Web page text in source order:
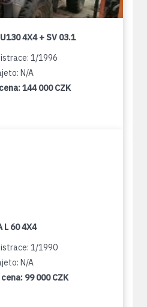
4X4 + SV 03.1
1/1996
N/A
144 000 CZK
L 60 4X4
1/1990
N/A
99 000 CZK